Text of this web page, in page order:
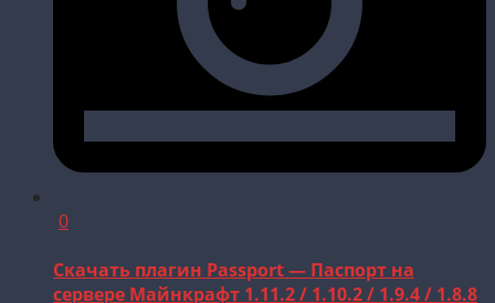
0
Скачать плагин Passport — Паспорт на
сервере Майнкрафт 1.11.2 / 1.10.2 / 1.9.4 / 1.8.8